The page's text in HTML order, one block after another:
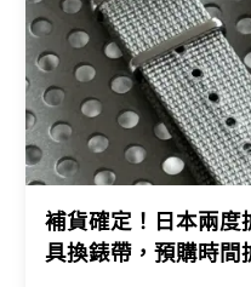
補貨確定！日本兩度
具換錶帶，預購時間